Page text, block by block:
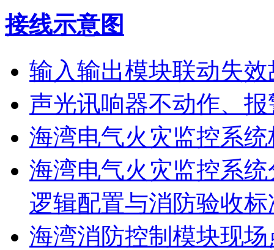
接线示意图
输入输出模块联动失效
声光讯响器不动作、
海湾电气火灾监控系
海湾电气火灾监控系
逻辑配置与消防验收标
海湾消防控制模块现